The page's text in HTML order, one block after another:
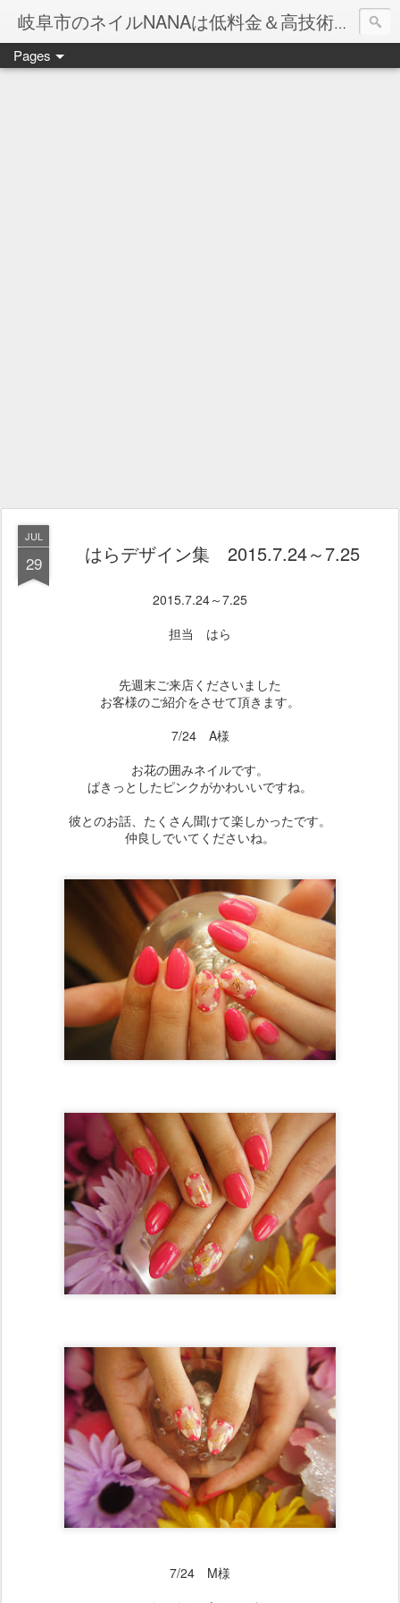
岐阜市のネイルNANAは低料金＆高技術のお店
ネイル岐阜市NANAです♪♪
Pages
JUL
29 はらデザイン集 2015.7.24～7.25
2015.7.24～7.25
担当 はら
先週末ご来店くださいました
お客様のご紹介をさせて頂きます。
7/24 A様
お花の囲みネイルです。
ぱきっとしたピンクがかわいいですね。
彼とのお話、たくさん聞けて楽しかったです。
仲良しでいてくださいね。
7/24 M様